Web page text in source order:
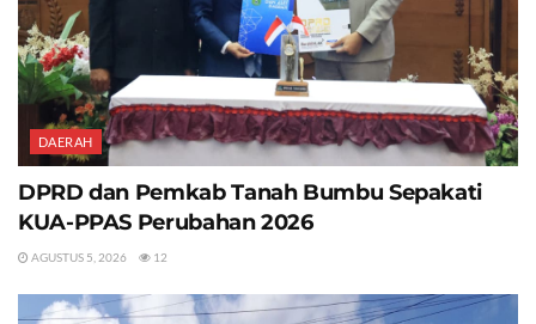
DAERAH
DPRD dan Pemkab Tanah Bumbu Sepakati
KUA-PPAS Perubahan 2026
AGUSTUS 5, 2026 12